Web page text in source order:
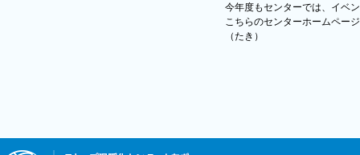
今年度もセンターでは、イベ
こちらのセンターホームペー
（たき）